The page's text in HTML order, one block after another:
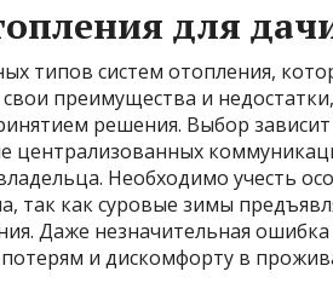
для
типов систем отопления,
преимущества и
решения. Выбор
Необходимо учесть
так как суровые зимы
Даже незначительная
и дискомфорту в